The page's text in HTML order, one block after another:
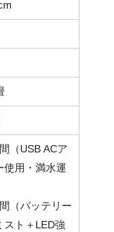
（USB ACア
使用・満水運
（バッテリー
スト＋LED強